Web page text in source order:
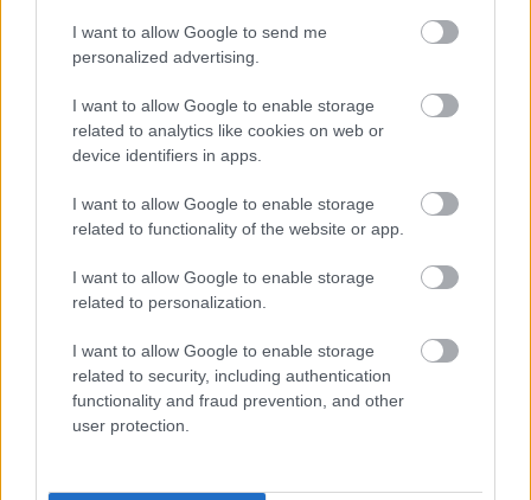
I want to allow Google to send me
personalized advertising.
I want to allow Google to enable storage
related to analytics like cookies on web or
device identifiers in apps.
I want to allow Google to enable storage
related to functionality of the website or app.
I want to allow Google to enable storage
related to personalization.
I want to allow Google to enable storage
related to security, including authentication
functionality and fraud prevention, and other
user protection.
ΔΙΑΒΑΖΟΝΤΑΙ ΤΩΡΑ